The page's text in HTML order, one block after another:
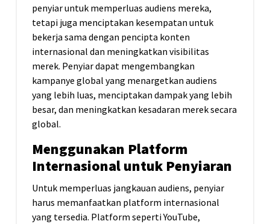
penyiar untuk memperluas audiens mereka,
tetapi juga menciptakan kesempatan untuk
bekerja sama dengan pencipta konten
internasional dan meningkatkan visibilitas
merek. Penyiar dapat mengembangkan
kampanye global yang menargetkan audiens
yang lebih luas, menciptakan dampak yang lebih
besar, dan meningkatkan kesadaran merek secara
global.
Menggunakan Platform
Internasional untuk Penyiaran
Untuk memperluas jangkauan audiens, penyiar
harus memanfaatkan platform internasional
yang tersedia. Platform seperti YouTube,